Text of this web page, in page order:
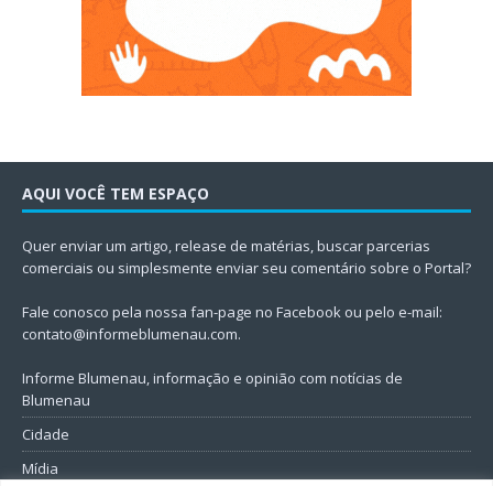
AQUI VOCÊ TEM ESPAÇO
Quer enviar um artigo, release de matérias, buscar parcerias
comerciais ou simplesmente enviar seu comentário sobre o Portal?
Fale conosco pela nossa fan-page no Facebook ou pelo e-mail:
contato@informeblumenau.com.
Informe Blumenau, informação e opinião com notícias de
Blumenau
Cidade
Mídia